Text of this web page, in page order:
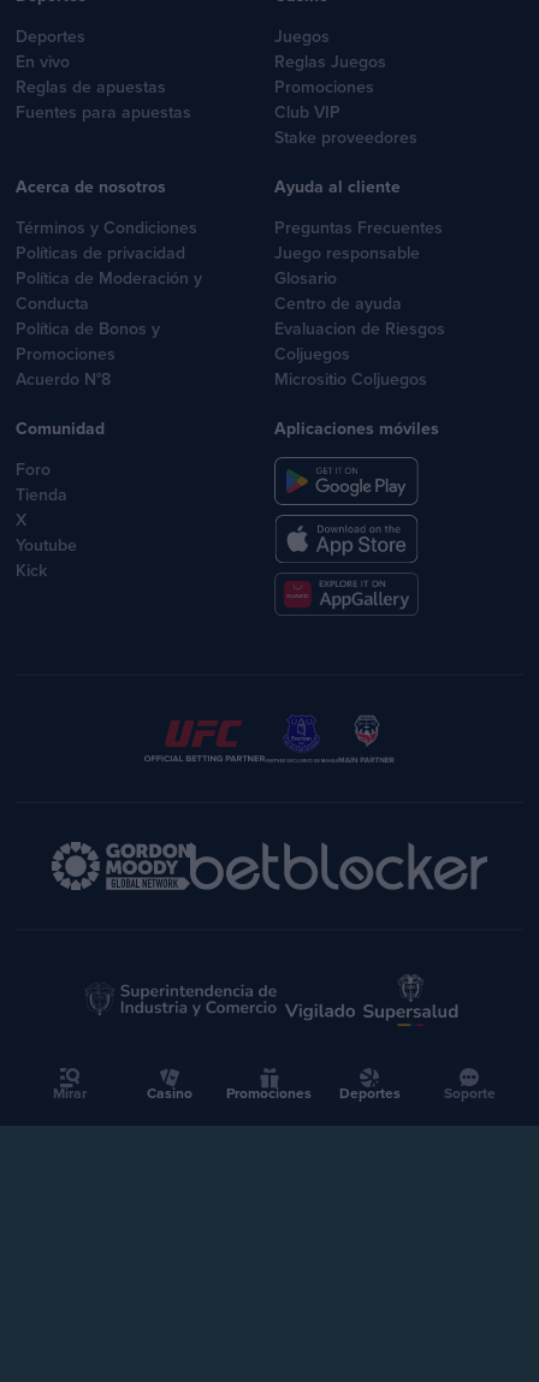
Mirar Casino Promociones Deportes Soporte
Deportes
En vivo
Reglas de apuestas
Fuentes para apuestas
Juegos
Reglas Juegos
Promociones
Club VIP
Stake proveedores
Acerca de nosotros
Términos y Condiciones
Políticas de privacidad
Política de Moderación y
Conducta
Política de Bonos y
Promociones
Acuerdo N°8
Ayuda al cliente
Preguntas Frecuentes
Juego responsable
Glosario
Centro de ayuda
Evaluacion de Riesgos
Coljuegos
Micrositio Coljuegos
Comunidad
Foro
Tienda
X
Youtube
Kick
Aplicaciones móviles